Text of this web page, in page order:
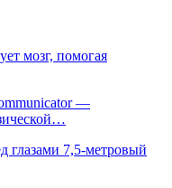
мозг, помогая
—
глазами 7,5-метровый